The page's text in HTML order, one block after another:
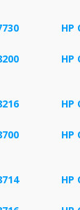
HP
HP
HP
HP
HP